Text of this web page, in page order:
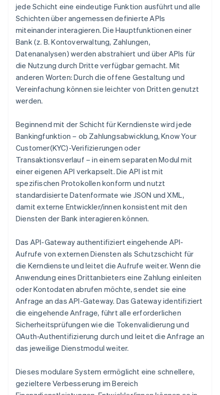
jede Schicht eine eindeutige Funktion ausführt und alle
Schichten über angemessen definierte APIs
miteinander interagieren. Die Hauptfunktionen einer
Bank (z. B. Kontoverwaltung, Zahlungen,
Datenanalysen) werden abstrahiert und über APIs für
die Nutzung durch Dritte verfügbar gemacht. Mit
anderen Worten: Durch die offene Gestaltung und
Vereinfachung können sie leichter von Dritten genutzt
werden.
Beginnend mit der Schicht für Kerndienste wird jede
Bankingfunktion – ob Zahlungsabwicklung, Know Your
Customer(KYC)-Verifizierungen oder
Transaktionsverlauf – in einem separaten Modul mit
einer eigenen API verkapselt. Die API ist mit
spezifischen Protokollen konform und nutzt
standardisierte Datenformate wie JSON und XML,
damit externe Entwickler/innen konsistent mit den
Diensten der Bank interagieren können.
Das API-Gateway authentifiziert eingehende API-
Aufrufe von externen Diensten als Schutzschicht für
die Kerndienste und leitet die Aufrufe weiter. Wenn die
Anwendung eines Drittanbieters eine Zahlung einleiten
oder Kontodaten abrufen möchte, sendet sie eine
Anfrage an das API-Gateway. Das Gateway identifiziert
die eingehende Anfrage, führt alle erforderlichen
Sicherheitsprüfungen wie die Tokenvalidierung und
OAuth-Authentifizierung durch und leitet die Anfrage an
das jeweilige Dienstmodul weiter.
Dieses modulare System ermöglicht eine schnellere,
gezieltere Verbesserung im Bereich